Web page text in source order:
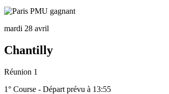
mardi 28 avril
Chantilly
Réunion 1
1° Course - Départ prévu à 13:55